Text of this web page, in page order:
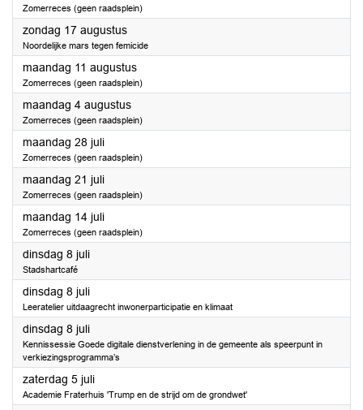
Zomerreces (geen raadsplein)
zondag 17 augustus2025
Noordelijke mars tegen femicide
maandag 11 augustus2025
Zomerreces (geen raadsplein)
maandag 4 augustus2025
Zomerreces (geen raadsplein)
maandag 28 juli2025
Zomerreces (geen raadsplein)
maandag 21 juli2025
Zomerreces (geen raadsplein)
maandag 14 juli2025
Zomerreces (geen raadsplein)
dinsdag 8 juli2025
Stadshartcafé
dinsdag 8 juli2025
Leeratelier uitdaagrecht inwonerparticipatie en klimaat
dinsdag 8 juli2025
Kennissessie Goede digitale dienstverlening in de gemeente als speerpunt in
verkiezingsprogramma’s
zaterdag 5 juli2025
Academie Fraterhuis 'Trump en de strijd om de grondwet'